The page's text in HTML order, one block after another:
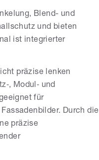
Blend- und
und bieten
ist integrierter
präzise lenken
Modul‑ und
für
Durch die
präzise